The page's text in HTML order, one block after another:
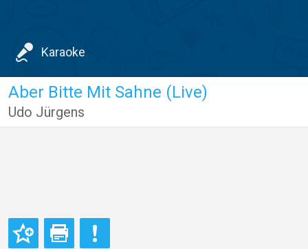
Karaoke
Aber Bitte Mit Sahne (Live)
Udo Jürgens